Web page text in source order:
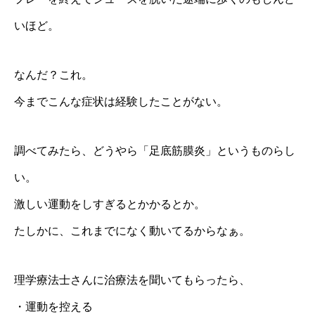
いほど。
なんだ？これ。
今までこんな症状は経験したことがない。
調べてみたら、どうやら「足底筋膜炎」というものらし
い。
激しい運動をしすぎるとかかるとか。
たしかに、これまでになく動いてるからなぁ。
理学療法士さんに治療法を聞いてもらったら、
・運動を控える